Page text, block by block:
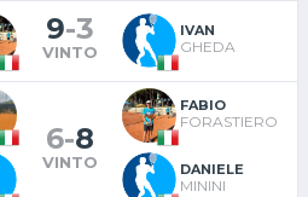
9-3
VINTO
IVAN
GHEDA
6-8
VINTO
FABIO
FORASTIERO
DANIELE
MININI